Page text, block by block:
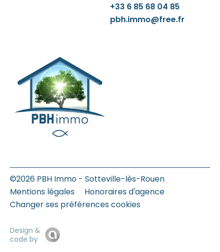
+33 6 85 68 04 85
pbh.immo@free.fr
©2026 PBH Immo - Sotteville-lès-Rouen
Mentions légales
Honoraires d'agence
Changer ses préférences cookies
Design &
code by